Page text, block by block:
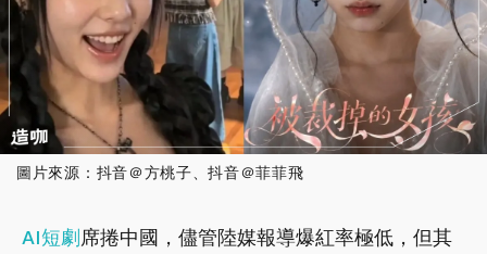
圖片來源：抖音＠方桃子、抖音＠菲菲飛
AI短劇席捲中國，儘管陸媒報導爆紅率極低，但其